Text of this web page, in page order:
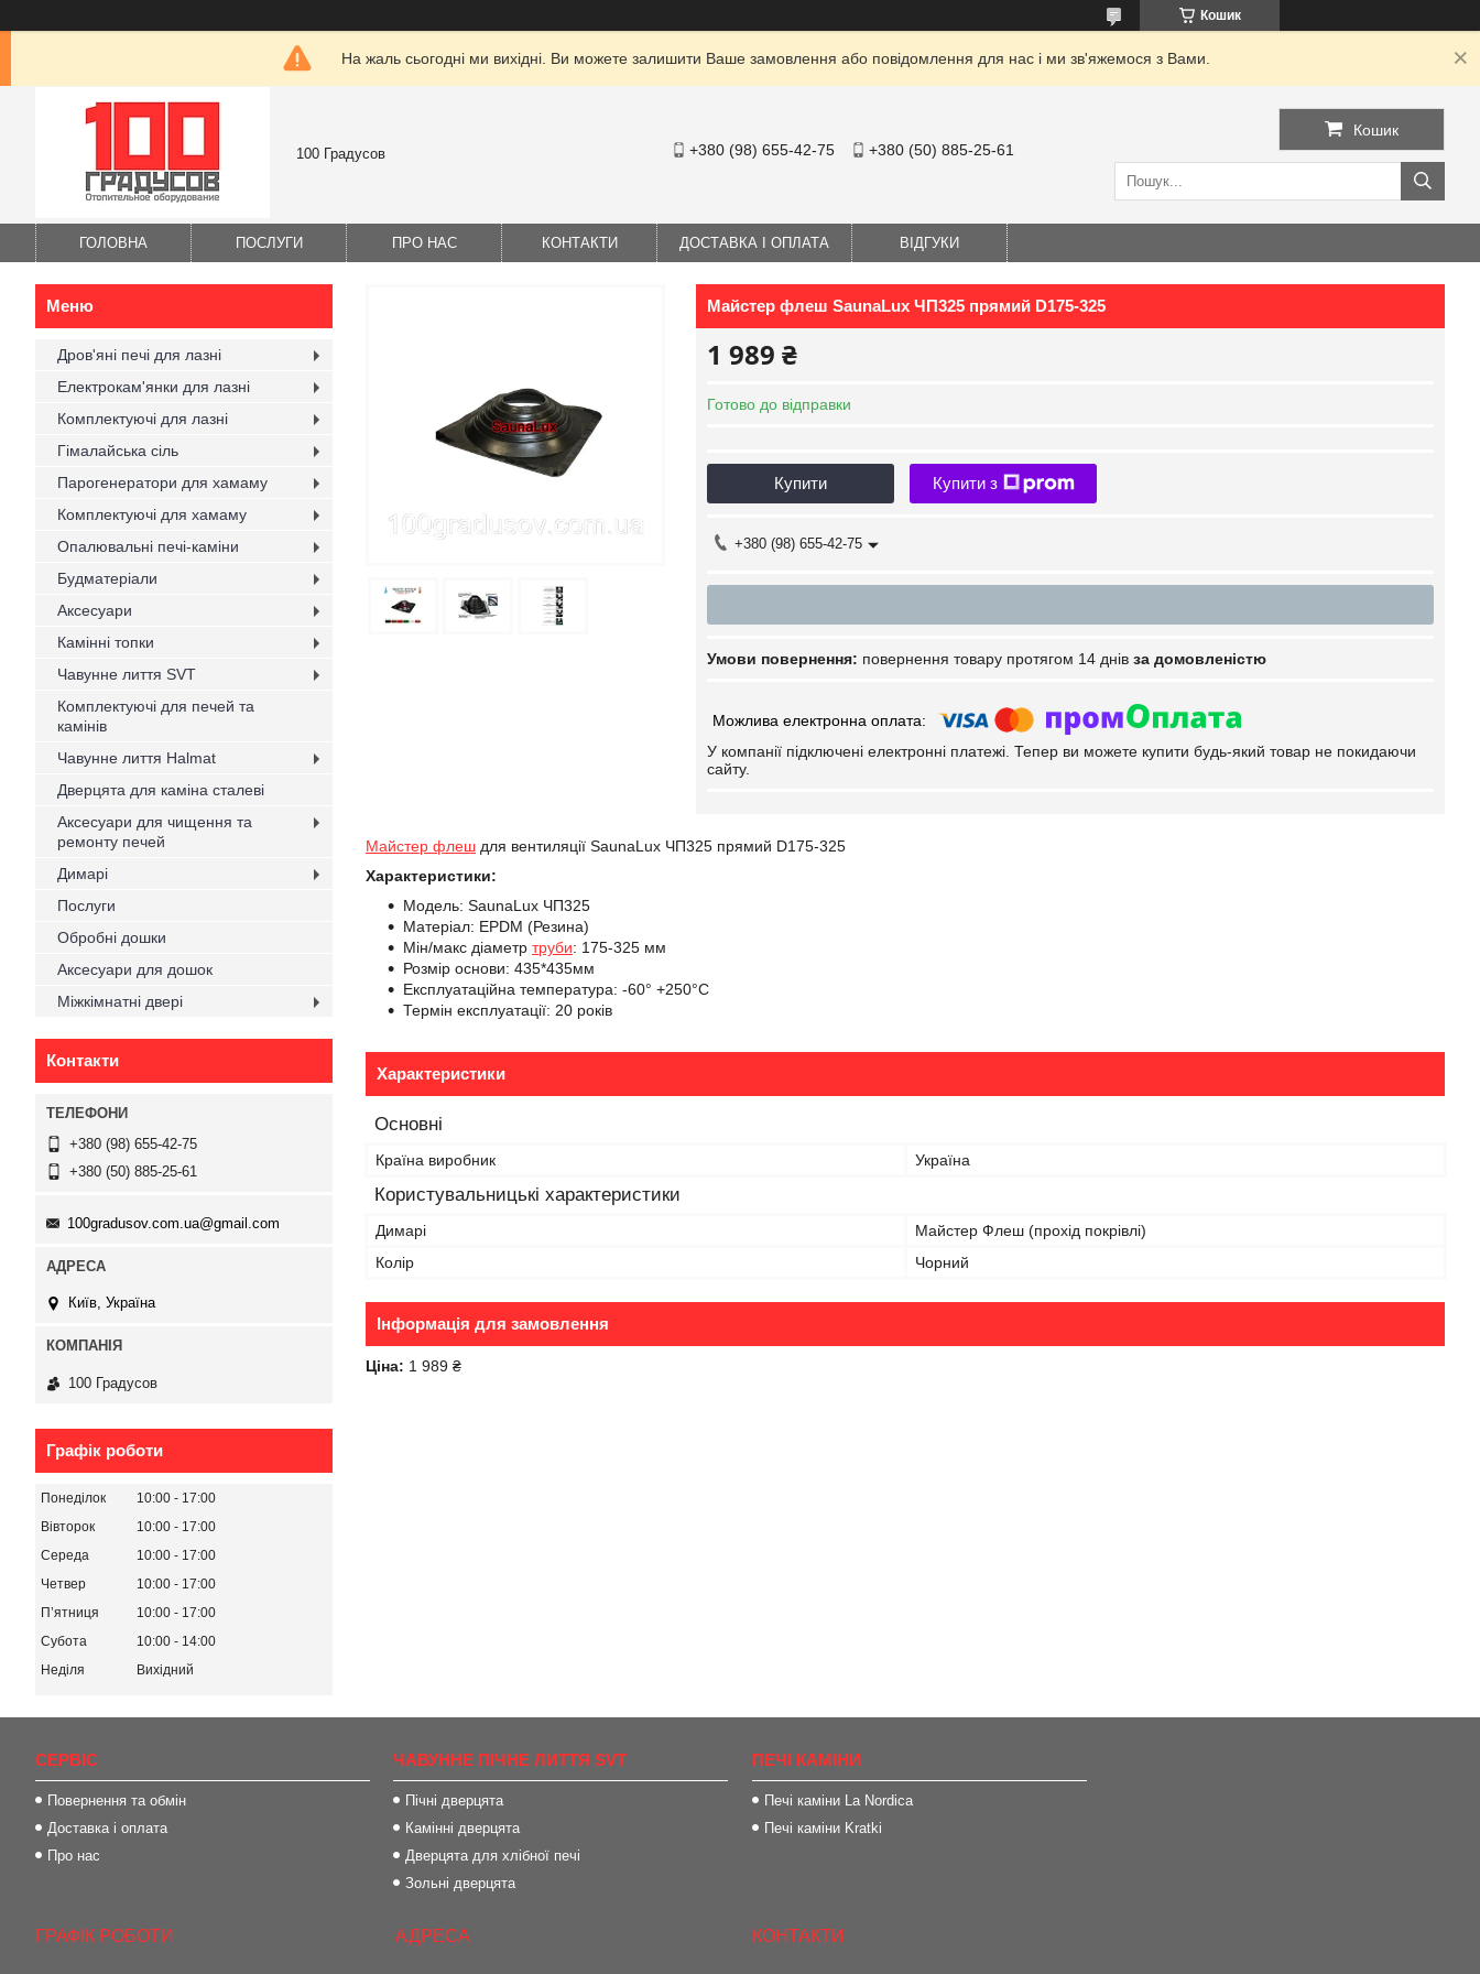
Кошик
На жаль сьогодні ми вихідні. Ви можете залишити Ваше замовлення або повідомлення для нас і ми зв'яжемося з Вами.
100 Градусов +380 (98) 655-42-75 +380 (50) 885-25-61
Кошик
ГОЛОВНА ПОСЛУГИ ПРО НАС КОНТАКТИ ДОСТАВКА І ОПЛАТА ВІДГУКИ
Майстер флеш SaunaLux ЧП325 прямий D175-325
1 989 ₴
Готово до відправки
Купити Купити з
+380 (98) 655-42-75
повернення товару протягом 14 днів за домовленістю
У компанії підключені електронні платежі. Тепер ви можете купити будь-який товар не покидаючи
сайту.
Майстер флеш для вентиляції SaunaLux ЧП325 прямий D175-325
Характеристики:
Модель: SaunaLux ЧП325
Матеріал: EPDM (Резина)
Мін/макс діаметр труби: 175-325 мм
Розмір основи: 435*435мм
Експлуатаційна температура: -60° +250°С
Термін експлуатації: 20 років
Характеристики
Основні
Країна виробник Україна
Користувальницькі характеристики
Димарі
Майстер Флеш (прохід покрівлі)
Колір
Чорний
Інформація для замовлення
Ціна: 1 989 ₴
Дров'яні печі для лазні
Електрокам'янки для лазні
Комплектуючі для лазні
Гімалайська сіль
Парогенератори для хамаму
Комплектуючі для хамаму
Опалювальні печі-каміни
Будматеріали
Аксесуари
Камінні топки
Чавунне лиття SVT
Комплектуючі для печей та
камінів
Чавунне лиття Halmat
Дверцята для каміна сталеві
Аксесуари для чищення та
ремонту печей
Димарі
Послуги
Обробні дошки
Аксесуари для дошок
Міжкімнатні двері
Контакти
+380 (98) 655-42-75
+380 (50) 885-25-61
100gradusov.com.ua@gmail.com
Київ, Україна
100 Градусов
Графік роботи
Понеділок 10:00
17:00
Вівторок
10:00
17:00
Середа
10:00
17:00
Четвер
10:00
17:00
Пʼятниця
10:00
17:00
Субота
10:00
14:00
Неділя
Вихідний
СЕРВІС
Повернення та обмін
Доставка і оплата
Про нас
ЧАВУННЕ ПІЧНЕ ЛИТТЯ SVT
Пічні дверцята
Камінні дверцята
Дверцята для хлібної печі
Зольні дверцята
ПЕЧІ КАМІНИ
Печі каміни La Nordica
Печі каміни Kratki
ГРАФІК РОБОТИ